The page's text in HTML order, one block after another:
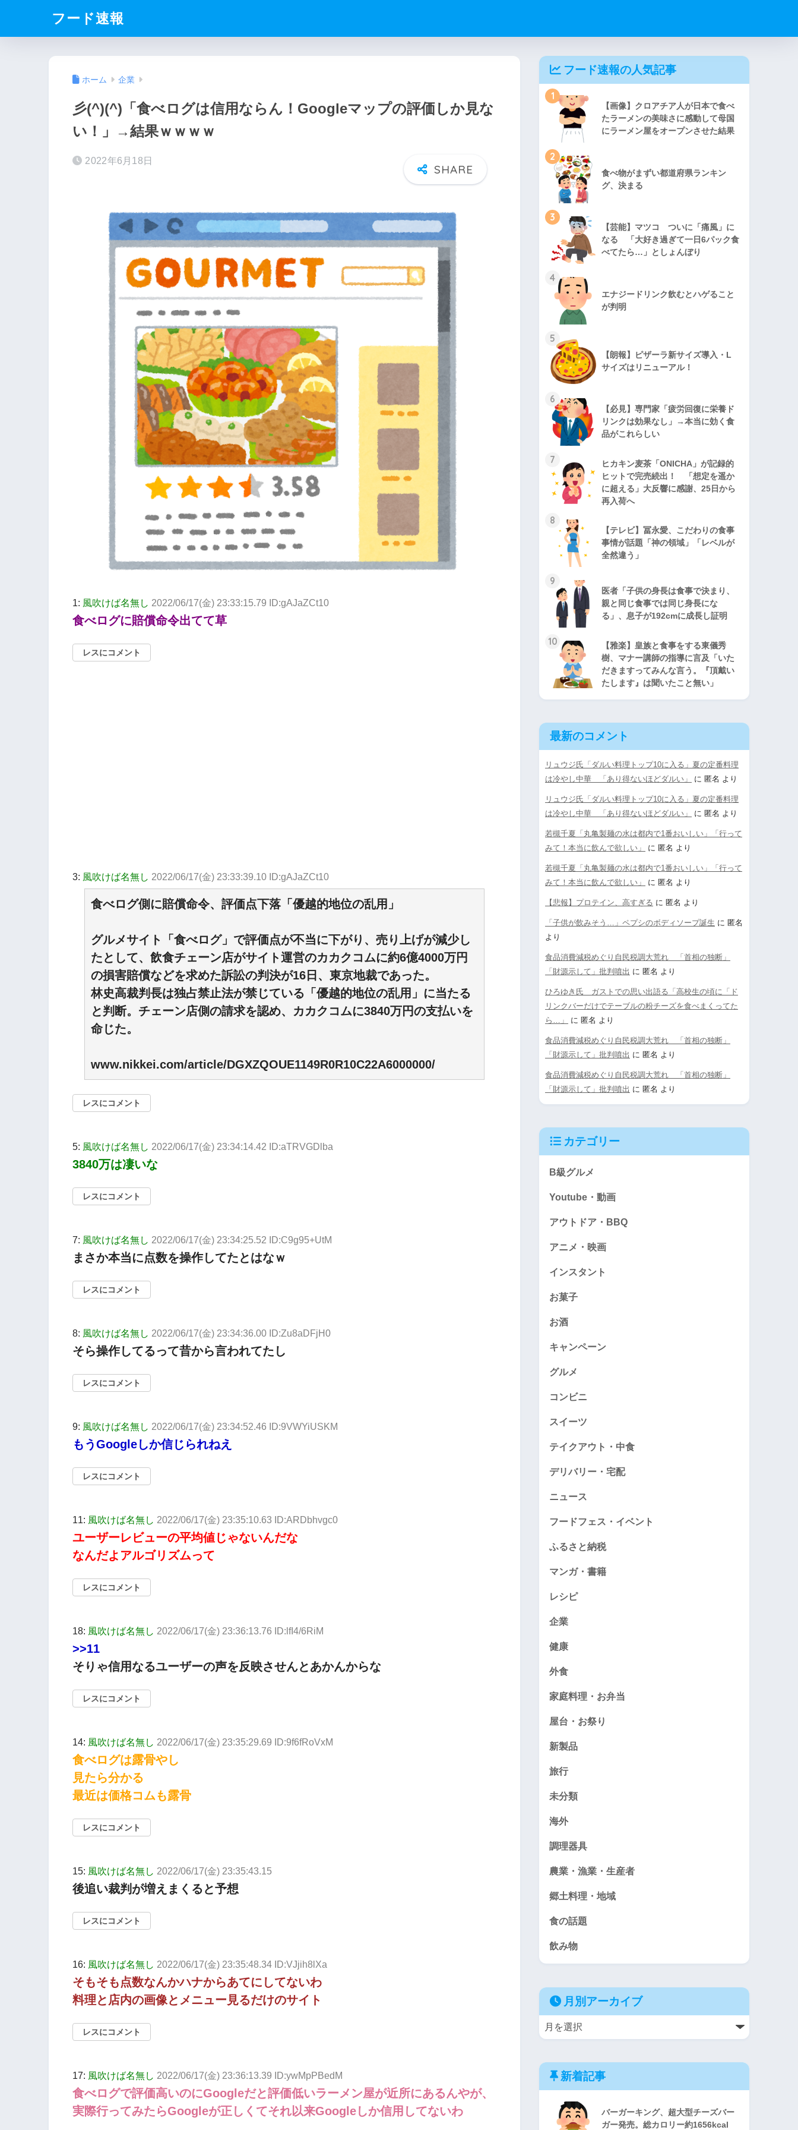
フード速報
ホーム 企業
彡(^)(^)「食べログは信用ならん！Googleマップの評価しか見な
い！」→結果ｗｗｗｗ
2022年6月18日
1: 風吹けば名無し 2022/06/17(金) 23:33:15.79 ID:gAJaZCt10
食べログに賠償命令出てて草
レスにコメント
3: 風吹けば名無し 2022/06/17(金) 23:33:39.10 ID:gAJaZCt10
食べログ側に賠償命令、評価点下落「優越的地位の乱用」
グルメサイト「食べログ」で評価点が不当に下がり、売り上げが減少し
たとして、飲食チェーン店がサイト運営のカカクコムに約6億4000万円
の損害賠償などを求めた訴訟の判決が16日、東京地裁であった。
林史高裁判長は独占禁止法が禁じている「優越的地位の乱用」に当たる
と判断。チェーン店側の請求を認め、カカクコムに3840万円の支払いを
命じた。
www.nikkei.com/article/DGXZQOUE1149R0R10C22A6000000/
レスにコメント
5: 風吹けば名無し 2022/06/17(金) 23:34:14.42 ID:aTRVGDlba
3840万は凄いな
レスにコメント
7: 風吹けば名無し 2022/06/17(金) 23:34:25.52 ID:C9g95+UtM
まさか本当に点数を操作してたとはなｗ
レスにコメント
8: 風吹けば名無し 2022/06/17(金) 23:34:36.00 ID:Zu8aDFjH0
そら操作してるって昔から言われてたし
レスにコメント
9: 風吹けば名無し 2022/06/17(金) 23:34:52.46 ID:9VWYiUSKM
もうGoogleしか信じられねえ
レスにコメント
11: 風吹けば名無し 2022/06/17(金) 23:35:10.63 ID:ARDbhvgc0
ユーザーレビューの平均値じゃないんだな
なんだよアルゴリズムって
レスにコメント
18: 風吹けば名無し 2022/06/17(金) 23:36:13.76 ID:lfI4/6RiM
>>11
そりゃ信用なるユーザーの声を反映させんとあかんからな
レスにコメント
14: 風吹けば名無し 2022/06/17(金) 23:35:29.69 ID:9f6fRoVxM
食べログは露骨やし
見たら分かる
最近は価格コムも露骨
レスにコメント
15: 風吹けば名無し 2022/06/17(金) 23:35:43.15
後追い裁判が増えまくると予想
レスにコメント
16: 風吹けば名無し 2022/06/17(金) 23:35:48.34 ID:VJjih8lXa
そもそも点数なんかハナからあてにしてないわ
料理と店内の画像とメニュー見るだけのサイト
レスにコメント
17: 風吹けば名無し 2022/06/17(金) 23:36:13.39 ID:ywMpPBedM
食べログで評価高いのにGoogleだと評価低いラーメン屋が近所にあるんやが、
実際行ってみたらGoogleが正しくてそれ以来Googleしか信用してないわ
フード速報の人気記事
1
【画像】クロアチア人が日本で食べ
たラーメンの美味さに感動して母国
にラーメン屋をオープンさせた結果
2
食べ物がまずい都道府県ランキン
グ、決まる
3
【芸能】マツコ ついに「痛風」に
なる 「大好き過ぎて一日6パック食
べてたら…」としょんぼり
4
エナジードリンク飲むとハゲること
が判明
5
【朗報】ピザーラ新サイズ導入・L
サイズはリニューアル！
6
【必見】専門家「疲労回復に栄養ド
リンクは効果なし」→本当に効く食
品がこれらしい
7
ヒカキン麦茶「ONICHA」が記録的
ヒットで完売続出！ 「想定を遥か
に超える」大反響に感謝、25日から
再入荷へ
8
【テレビ】冨永愛、こだわりの食事
事情が話題「神の領域」「レベルが
全然違う」
9
医者「子供の身長は食事で決まり、
親と同じ食事では同じ身長にな
る」、息子が192cmに成長し証明
10
【雅楽】皇族と食事をする東儀秀
樹、マナー講師の指導に言及「いた
だきますってみんな言う。『頂戴い
たします』は聞いたこと無い」
最新のコメント
リュウジ氏「ダルい料理トップ10に入る」夏の定番料理
は冷やし中華 「あり得ないほどダルい」
に 匿名 より
リュウジ氏「ダルい料理トップ10に入る」夏の定番料理
は冷やし中華 「あり得ないほどダルい」
に 匿名 より
若槻千夏「丸亀製麺の水は都内で1番おいしい」「行って
みて！本当に飲んで欲しい」
に 匿名 より
若槻千夏「丸亀製麺の水は都内で1番おいしい」「行って
みて！本当に飲んで欲しい」
に 匿名 より
【悲報】プロテイン、高すぎる に 匿名 より
「子供が飲みそう…」ペプシのボディソープ誕生 に 匿名
より
食品消費減税めぐり自民税調大荒れ 「首相の独断」
「財源示して」批判噴出 に 匿名 より
ひろゆき氏 ガストでの思い出語る「高校生の頃に「ド
リンクバーだけでテーブルの粉チーズを食べまくってた
ら…」
に 匿名 より
食品消費減税めぐり自民税調大荒れ 「首相の独断」
「財源示して」批判噴出 に 匿名 より
食品消費減税めぐり自民税調大荒れ 「首相の独断」
「財源示して」批判噴出 に 匿名 より
カテゴリー
B級グルメ
Youtube・動画
アウトドア・BBQ
アニメ・映画
インスタント
お菓子
お酒
キャンペーン
グルメ
コンビニ
スイーツ
テイクアウト・中食
デリバリー・宅配
ニュース
フードフェス・イベント
ふるさと納税
マンガ・書籍
レシピ
企業
健康
外食
家庭料理・お弁当
屋台・お祭り
新製品
旅行
未分類
海外
調理器具
農業・漁業・生産者
郷土料理・地域
食の話題
飲み物
月別アーカイブ
新着記事
バーガーキング、超大型チーズバー
ガー発売。総カロリー約1656kcal